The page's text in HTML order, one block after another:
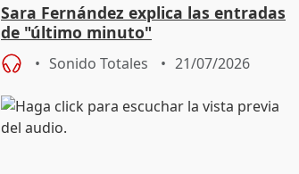
Sara Fernández explica las entradas
de "último minuto"
Sonido Totales 21/07/2026